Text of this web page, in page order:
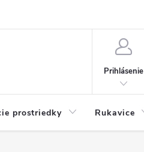
Prihlásenie
prostriedky Rukavice